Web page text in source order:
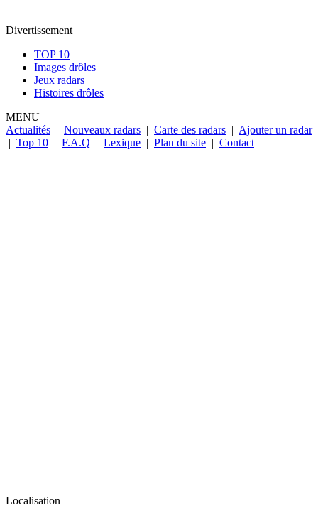
Divertissement
TOP 10
Images drôles
Jeux radars
Histoires drôles
MENU
Actualités | Nouveaux radars | Carte des radars | Ajouter un radar
| Top 10 | F.A.Q | Lexique | Plan du site | Contact
Localisation